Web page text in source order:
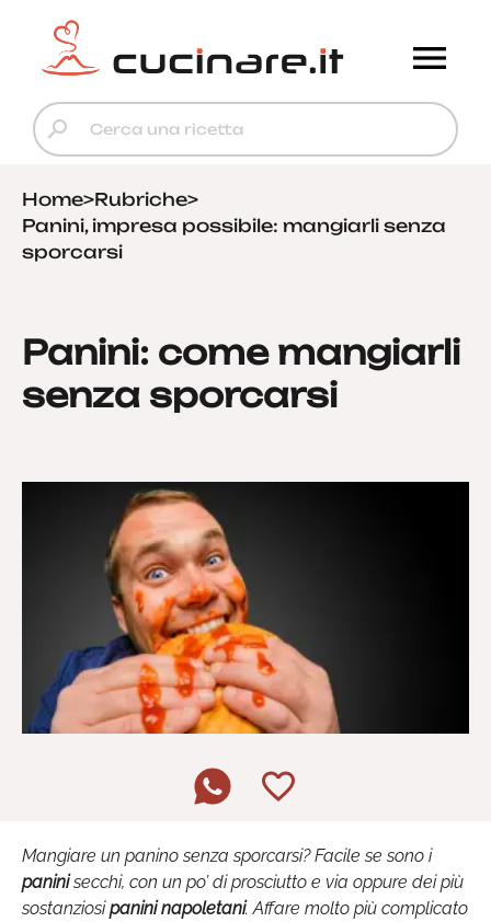
Home>Rubriche>
Panini, impresa possibile: mangiarli senza
sporcarsi
Panini: come mangiarli
senza sporcarsi
Mangiare un panino senza sporcarsi? Facile se sono i
paninisecchi, con un po’ di prosciutto e via oppure dei più
sostanziosipanini napoletani. Affare molto più complicato